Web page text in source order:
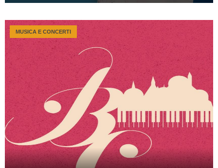
MUSICA E CONCERTI